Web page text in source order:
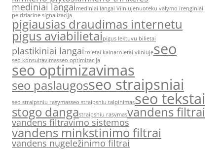
mediniai langai mediniai langai Vilniujenuoteku valymo irenginiai
peidziarine signalizacija
pigiausias draudimas internetu
pigus aviabilietaipigus lektuvu bilietai
plastikiniai langai roletai kainaroletai vilniujeseo
seo konsultavimasseo optimizacija
seo optimizavimas
seo paslaugosseo straipsniai
seo straipsniu rasymasseo straipsniu talpinimasseo tekstai
stogo dangastraipsniu rasymasvandens filtrai
vandens filtravimo sistemos
vandens minkstinimo filtrai
vandens nugeležinimo filtrai